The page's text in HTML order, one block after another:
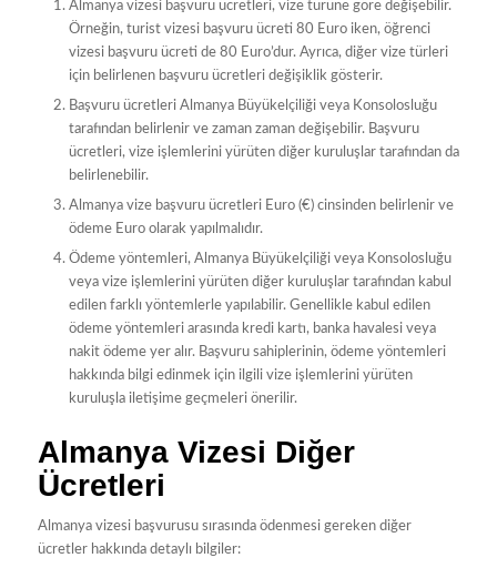
Almanya vizesi başvuru ücretleri, vize türüne göre değişebilir.
Örneğin, turist vizesi başvuru ücreti 80 Euro iken, öğrenci
vizesi başvuru ücreti de 80 Euro’dur. Ayrıca, diğer vize türleri
için belirlenen başvuru ücretleri değişiklik gösterir.
Başvuru ücretleri Almanya Büyükelçiliği veya Konsolosluğu
tarafından belirlenir ve zaman zaman değişebilir. Başvuru
ücretleri, vize işlemlerini yürüten diğer kuruluşlar tarafından da
belirlenebilir.
Almanya vize başvuru ücretleri Euro (€) cinsinden belirlenir ve
ödeme Euro olarak yapılmalıdır.
Ödeme yöntemleri, Almanya Büyükelçiliği veya Konsolosluğu
veya vize işlemlerini yürüten diğer kuruluşlar tarafından kabul
edilen farklı yöntemlerle yapılabilir. Genellikle kabul edilen
ödeme yöntemleri arasında kredi kartı, banka havalesi veya
nakit ödeme yer alır. Başvuru sahiplerinin, ödeme yöntemleri
hakkında bilgi edinmek için ilgili vize işlemlerini yürüten
kuruluşla iletişime geçmeleri önerilir.
Almanya Vizesi Diğer
Ücretleri
Almanya vizesi başvurusu sırasında ödenmesi gereken diğer
ücretler hakkında detaylı bilgiler: